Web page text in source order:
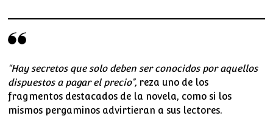
“Hay secretos que solo deben ser conocidos por aquellos
dispuestos a pagar el precio”, reza uno de los
fragmentos destacados de la novela, como si los
mismos pergaminos advirtieran a sus lectores.